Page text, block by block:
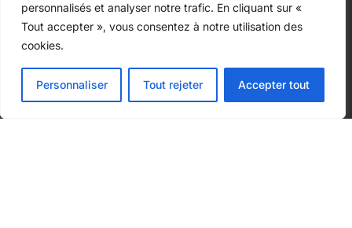
personnalisés et analyser notre trafic. En cliquant sur «
Tout accepter », vous consentez à notre utilisation des
cookies.
Personnaliser Tout rejeter Accepter tout
Boutique
Actualités
Nous contacter
4,80€ Ajouter au panier